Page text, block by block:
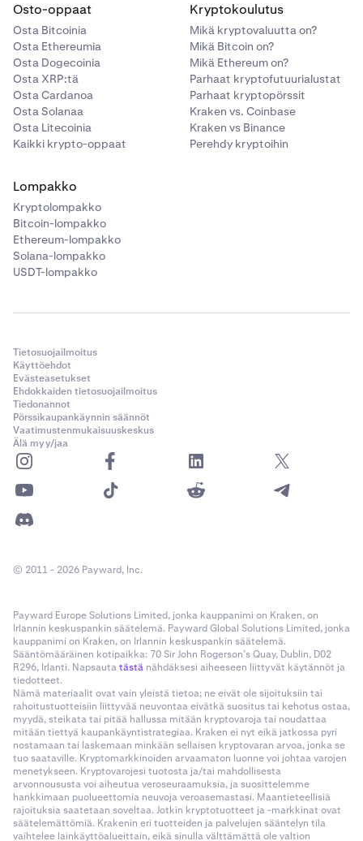
Osto-oppaat
Osta Bitcoinia
Osta Ethereumia
Osta Dogecoinia
Osta XRP:tä
Osta Cardanoa
Osta Solanaa
Osta Litecoinia
Kaikki krypto-oppaat
Kryptokoulutus
Mikä kryptovaluutta on?
Mikä Bitcoin on?
Mikä Ethereum on?
Parhaat kryptofutuurialustat
Parhaat kryptopörssit
Kraken vs. Coinbase
Kraken vs Binance
Perehdy kryptoihin
Lompakko
Kryptolompakko
Bitcoin-lompakko
Ethereum-lompakko
Solana-lompakko
USDT-lompakko
Tietosuojailmoitus
Käyttöehdot
Evästeasetukset
Ehdokkaiden tietosuojailmoitus
Tiedonannot
Pörssikaupankäynnin säännöt
Vaatimustenmukaisuuskeskus
Älä myy/jaa
© 2011 - 2026 Payward, Inc.
Payward Europe Solutions Limited, jonka kauppanimi on Kraken, on
Irlannin keskuspankin säätelemä. Payward Global Solutions Limited, jonka
kauppanimi on Kraken, on Irlannin keskuspankin säätelemä.
Sääntömääräinen kotipaikka: 70 Sir John Rogerson’s Quay, Dublin, D02
R296, Irlanti. Napsautatästä nähdäksesi aiheeseen liittyvät käytännöt ja
tiedotteet.
Nämä materiaalit ovat vain yleistä tietoa; ne eivät ole sijoituksiin tai
rahoitustuotteisiin liittyvää neuvontaa eivätkä suositus tai kehotus ostaa,
myydä, steikata tai pitää hallussa mitään kryptovaroja tai noudattaa
mitään tiettyä kaupankäyntistrategiaa. Kraken ei nyt eikä jatkossa pyri
nostamaan tai laskemaan minkään sellaisen kryptovaran arvoa, jonka se
tuo saataville. Kryptomarkkinoiden arvaamaton luonne voi johtaa varojen
menetykseen. Kryptovarojesi tuotosta ja/tai mahdollisesta
arvonnoususta voi aiheutua veroseuraamuksia, ja suosittelemme
hankkimaan puolueettomia neuvoja veroasemastasi. Maantieteellisiä
rajoituksia saatetaan soveltaa. Jotkin kryptotuotteet ja -markkinat ovat
säätelemättömiä. Krakenin eri tuotteiden ja palvelujen sääntelyn tila
vaihtelee lainkäyttöalueittain, eikä sinulla välttämättä ole valtion